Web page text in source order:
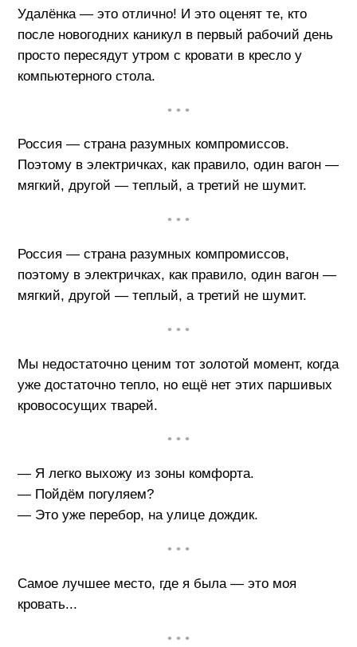
Удалёнка — это отлично! И это оценят те, кто
после новогодних каникул в первый рабочий день
просто пересядут утром с кровати в кресло у
компьютерного стола.
• • •
Россия — страна разумных компромиссов.
Поэтому в электричках, как правило, один вагон —
мягкий, другой — теплый, а третий не шумит.
• • •
Россия — страна разумных компромиссов,
поэтому в электричках, как правило, один вагон —
мягкий, другой — теплый, а третий не шумит.
• • •
Мы недостаточно ценим тот золотой момент, когда
уже достаточно тепло, но ещё нет этих паршивых
кровососущих тварей.
• • •
— Я легко выхожу из зоны комфорта.
— Пойдём погуляем?
— Это уже перебор, на улице дождик.
• • •
Самое лучшее место, где я была — это моя
кровать...
• • •